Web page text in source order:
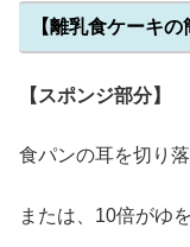
【離乳食ケーキの
【スポンジ部分】
食パンの耳を切り
または、10倍がゆ